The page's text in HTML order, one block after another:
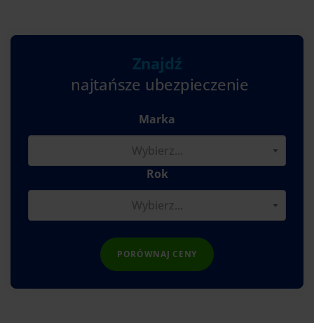
Znajdź
najtańsze ubezpieczenie
Marka
Rok
PORÓWNAJ CENY